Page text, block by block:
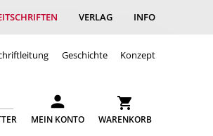
VERLAG INFO
Geschichte Konzept
MEIN KONTO WARENKORB